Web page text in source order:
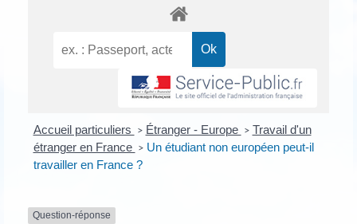
Accueil particuliers > Étranger - Europe > Travail d'un
étranger en France
> Un étudiant non européen peut-il
travailler en France ?
Question-réponse